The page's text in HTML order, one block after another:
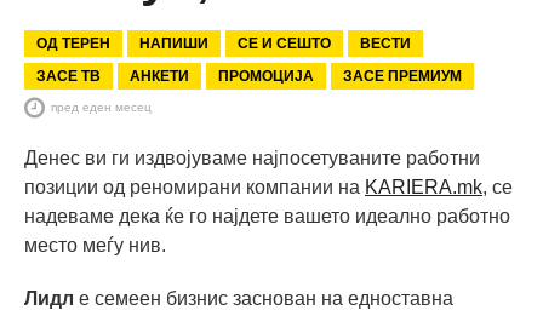
ОД ТЕРЕН НАПИШИ СЕ И СЕШТО
ВЕСТИ
ЗАСЕ ТВ
АНКЕТИ ПРОМОЦИЈА ЗАСЕ ПРЕМИУМ
пред еден месец
Денес ви ги издвојуваме најпосетуваните работни
позиции од реномирани компании на KARIERA.mk, се
надеваме дека ќе го најдете вашето идеално работно
место меѓу нив.
Лидл е семеен бизнис заснован на едноставна